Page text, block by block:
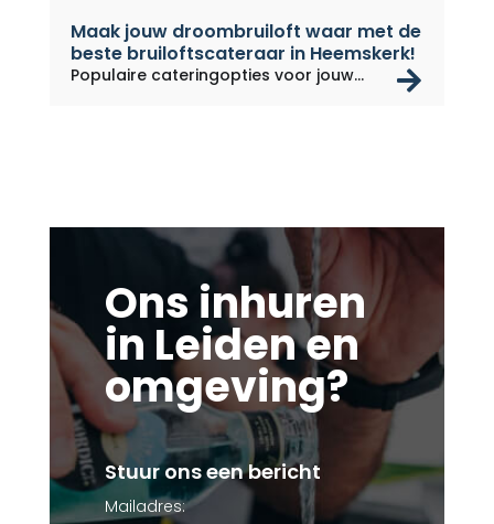
Maak jouw droombruiloft waar met de
beste bruiloftscateraar in Heemskerk!
Populaire cateringopties voor jouw...
Ons inhuren
in Leiden en
omgeving?
Stuur ons een bericht
Mailadres: